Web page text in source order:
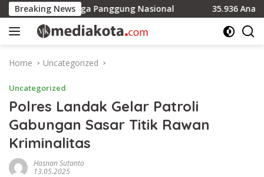
Skip
to
content
Breaking News
hingga Panggung Nasional 35.936 Anak Muda
Home Uncategorized
Uncategorized
Polres Landak Gelar Patroli
Gabungan Sasar Titik Rawan
Kriminalitas
Hasnan Sutanto
13.05.2025